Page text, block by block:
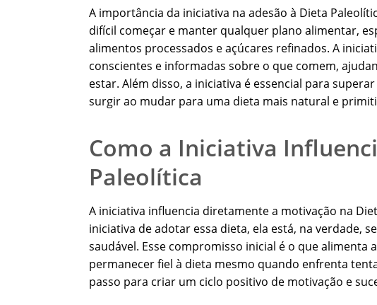
A importância da iniciativa na adesão à Dieta
difícil começar e manter qualquer plano alimentar,
alimentos processados e açúcares refinados. A
conscientes e informadas sobre o que comem,
estar. Além disso, a iniciativa é essencial para
surgir ao mudar para uma dieta mais natural e
Como a Iniciativa
Paleolítica
A iniciativa influencia diretamente a motivação na
iniciativa de adotar essa dieta, ela está, na verdade,
saudável. Esse compromisso inicial é o que alimenta
permanecer fiel à dieta mesmo quando enfrenta
passo para criar um ciclo positivo de motivação e